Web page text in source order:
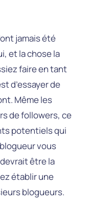
jamais été
et la chose la
faire en tant
d’essayer de
Même les
de followers, ce
potentiels qui
vous
être la
établir une
blogueurs.